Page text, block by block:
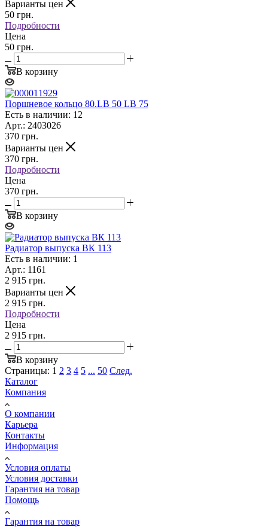
Варианты цен
50 грн.
Подробности
Цена
50 грн.
В корзину
Поршневое кольцо 80.LB 50 LB 75
Есть в наличии: 12
Арт.: 2403026
370 грн.
Варианты цен
370 грн.
Подробности
Цена
370 грн.
В корзину
Радиатор выпуска ВК 113
Есть в наличии: 1
Арт.: 1161
2 915 грн.
Варианты цен
2 915 грн.
Подробности
Цена
2 915 грн.
В корзину
Страницы: 1 2 3 4 5 ... 50 След.
Каталог
Компания
О компании
Карьера
Контакты
Информация
Условия оплаты
Условия доставки
Гарантия на товар
Помощь
Гарантия на товар